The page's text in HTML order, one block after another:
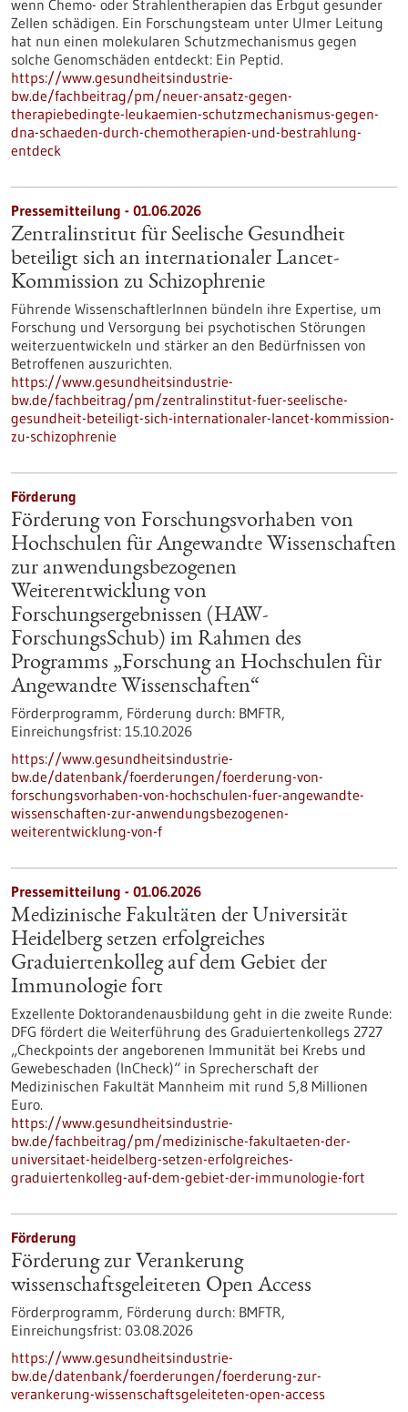
wenn Chemo- oder Strahlentherapien das Erbgut gesunder
Zellen schädigen. Ein Forschungsteam unter Ulmer Leitung
hat nun einen molekularen Schutzmechanismus gegen
solche Genomschäden entdeckt: Ein Peptid.
https://www.gesundheitsindustrie-
bw.de/fachbeitrag/pm/neuer-ansatz-gegen-
therapiebedingte-leukaemien-schutzmechanismus-gegen-
dna-schaeden-durch-chemotherapien-und-bestrahlung-
entdeck
Pressemitteilung - 01.06.2026
Zentralinstitut für Seelische Gesundheit
beteiligt sich an internationaler Lancet-
Kommission zu Schizophrenie
Führende WissenschaftlerInnen bündeln ihre Expertise, um
Forschung und Versorgung bei psychotischen Störungen
weiterzuentwickeln und stärker an den Bedürfnissen von
Betroffenen auszurichten.
https://www.gesundheitsindustrie-
bw.de/fachbeitrag/pm/zentralinstitut-fuer-seelische-
gesundheit-beteiligt-sich-internationaler-lancet-kommission-
zu-schizophrenie
Förderung
Förderung von Forschungsvorhaben von
Hochschulen für Angewandte Wissenschaften
zur anwendungsbezogenen
Weiterentwicklung von
Forschungsergebnissen (HAW-
ForschungsSchub) im Rahmen des
Programms „Forschung an Hochschulen für
Angewandte Wissenschaften“
Förderprogramm, Förderung durch: BMFTR,
Einreichungsfrist: 15.10.2026
https://www.gesundheitsindustrie-
bw.de/datenbank/foerderungen/foerderung-von-
forschungsvorhaben-von-hochschulen-fuer-angewandte-
wissenschaften-zur-anwendungsbezogenen-
weiterentwicklung-von-f
Pressemitteilung - 01.06.2026
Medizinische Fakultäten der Universität
Heidelberg setzen erfolgreiches
Graduiertenkolleg auf dem Gebiet der
Immunologie fort
Exzellente Doktorandenausbildung geht in die zweite Runde:
DFG fördert die Weiterführung des Graduiertenkollegs 2727
„Checkpoints der angeborenen Immunität bei Krebs und
Gewebeschaden (InCheck)“ in Sprecherschaft der
Medizinischen Fakultät Mannheim mit rund 5,8 Millionen
Euro.
https://www.gesundheitsindustrie-
bw.de/fachbeitrag/pm/medizinische-fakultaeten-der-
universitaet-heidelberg-setzen-erfolgreiches-
graduiertenkolleg-auf-dem-gebiet-der-immunologie-fort
Förderung
Förderung zur Verankerung
wissenschaftsgeleiteten Open Access
Förderprogramm, Förderung durch: BMFTR,
Einreichungsfrist: 03.08.2026
https://www.gesundheitsindustrie-
bw.de/datenbank/foerderungen/foerderung-zur-
verankerung-wissenschaftsgeleiteten-open-access